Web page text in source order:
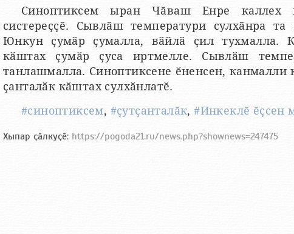
Синоптиксем ыран Чӑваш Енре каллех
систереҫҫӗ. Сывлӑш температури сулхӑнра та
Юнкун ҫумӑр ҫумалла, вӑйлӑ ҫил тухмалла.
кӑштах ҫумӑр ҫуса иртмелле. Сывлӑш
танлашмалла. Синоптиксене ӗненсен, канмалли
ҫанталӑк кӑштах сулхӑнлатӗ.
#синоптиксем, #ҫутҫанталӑк,#Инкеклӗ ӗҫсен
Хыпар ҫӑлкуҫӗ: https://pogoda21.ru/news.php?shownews=247475